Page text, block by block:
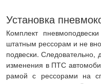
Установка
Комплект
штатным рессорам и не
подвески. Следовательно,
изменения в ПТС
рамой с рессорами на